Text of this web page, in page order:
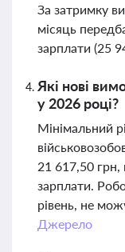
За затримку
місяць
зарплати (25
Які нові
у 2026 році?
Мінімальний
21 617,50 грн,
зарплати.
рівень, не
Джерело